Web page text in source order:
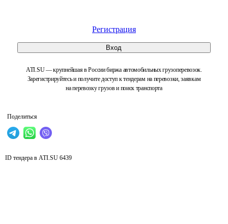
Регистрация
Вход
ATI.SU — крупнейшая в России биржа автомобильных грузоперевозок.
Зарегистрируйтесь и получите доступ к тендерам на перевозки, заявкам
на перевозку грузов и поиск транспорта
Поделиться
ID тендера в ATI.SU 6439